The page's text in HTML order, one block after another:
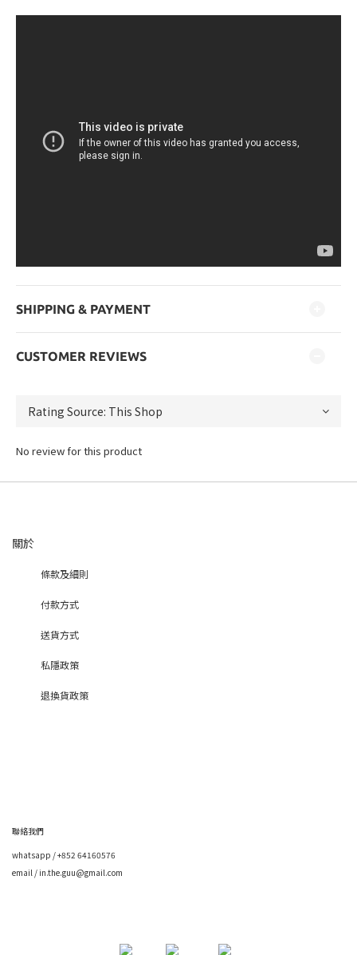
SHIPPING & PAYMENT
CUSTOMER REVIEWS
No review for this product
關於
條款及細則
付款方式
送貨方式
私隱政策
退換貨政策
聯絡我們
whatsapp / +852 64160576
email / in.the.guu@gmail.com